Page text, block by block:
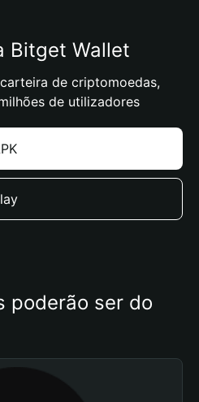
Bitget Wallet
de criptomoedas,
de utilizadores
poderão ser do